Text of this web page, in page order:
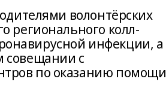
волонтёрских
регионального колл-
инфекции, а
совещании с
по оказанию помощи